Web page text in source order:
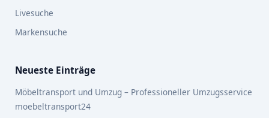
Livesuche
Markensuche
Neueste Einträge
Möbeltransport und Umzug – Professioneller Umzugsservice
moebeltransport24